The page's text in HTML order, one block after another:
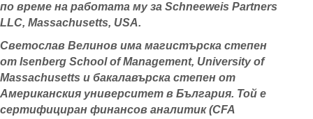
по време на работата му за Schneeweis Partners
LLC, Massachusetts, USA.
Светослав Велинов има магистърска степен
от Isenberg School of Management, University of
Massachusetts и бакалавърска степен от
Американския университет в България. Той е
сертифициран финансов аналитик (CFA